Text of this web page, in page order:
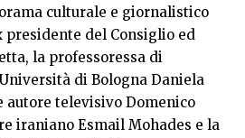
culturale e giornalistico
presidente del Consiglio ed
la professoressa di
di Bologna Daniela
autore televisivo Domenico
iraniano Esmail Mohades e la